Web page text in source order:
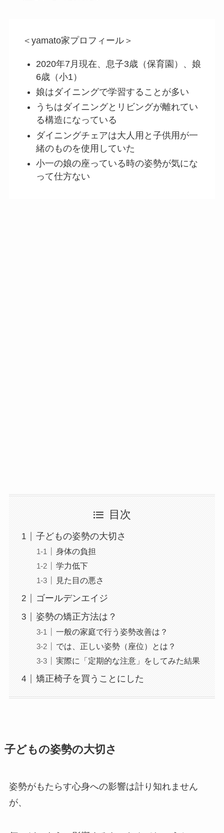
＜yamato家プロフィール＞
2020年7月現在、息子3歳（保育園）、娘
6歳（小1）
娘はダイニングで学習することが多い
うちはダイニングとリビングが離れてい
る構造になっている
ダイニングチェアは大人用と子供用が一
緒のものを使用していた
小一の娘の座っている時の姿勢が気にな
って仕方ない
目次
子どもの姿勢の大切さ
身体の負担
学力低下
見た目の悪さ
ゴールデンエイジ
姿勢の矯正方法は？
一般の家庭で行う姿勢改善は？
では、正しい姿勢（座位）とは？
実際に「定期的な注意」をしてみた結果
矯正椅子を買うことにした
子どもの姿勢の大切さ
姿勢がもたらす心身への影響は計り知れません
が、